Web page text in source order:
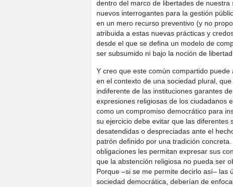
dentro del marco de libertades de
nuevos interrogantes para la gestión
en un mero recurso preventivo (y no
atribuida a estas nuevas prácticas y
desde el que se defina un modelo de
ser subsumido ni bajo la noción de
Y creo que este común compartido
en el contexto de una sociedad plural,
indiferente de las instituciones garantes
expresiones religiosas de los ciudadanos
como un compromiso democrático para
su ejercicio debe evitar que las diferentes
desatendidas o despreciadas ante el
patrón definido por una tradición
obligaciones les permitan expresar sus
que la abstención religiosa no pueda ser
Porque –si se me permite decirlo así– las
sociedad democrática, deberían de